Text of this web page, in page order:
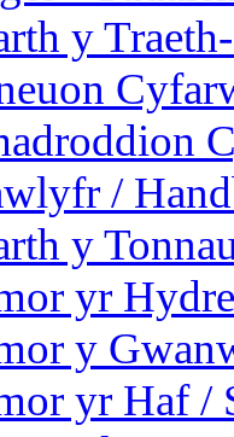
y
/
y
yr
y
yr Haf /